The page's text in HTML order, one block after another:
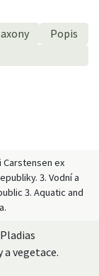
Popis
Carstensen ex
3. Vodní a
3. Aquatic and
a vegetace.